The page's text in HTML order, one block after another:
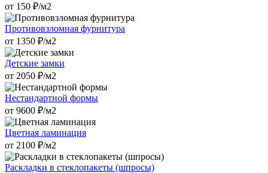
от 150 ₽/м2
Противовзломная фурнитура
от 1350 ₽/м2
Детские замки
от 2050 ₽/м2
Нестандартной формы
от 9600 ₽/м2
Цветная ламинация
от 2100 ₽/м2
Раскладки в стеклопакеты (шпросы)